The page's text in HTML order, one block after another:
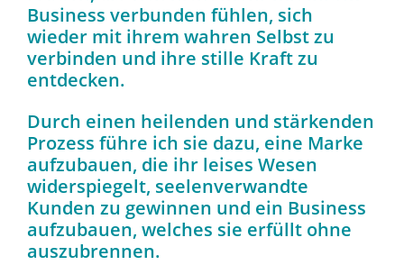
Business verbunden fühlen, sich
wieder mit ihrem wahren Selbst zu
verbinden und ihre stille Kraft zu
entdecken.
Durch einen heilenden und stärkenden
Prozess führe ich sie dazu, eine Marke
aufzubauen, die ihr leises Wesen
widerspiegelt, seelenverwandte
Kunden zu gewinnen und ein Business
aufzubauen, welches sie erfüllt ohne
auszubrennen.